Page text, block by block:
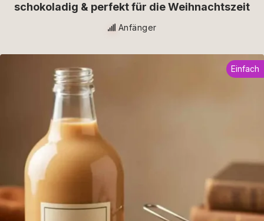
schokoladig & perfekt für die Weihnachtszeit
Anfänger
Einfach